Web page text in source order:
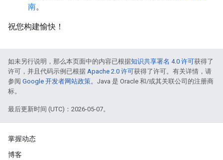
南。
祝您构建愉快！
如未另行说明，那么本页面中的内容已根据知识共享署名 4.0 许可获得了
许可，并且代码示例已根据 Apache 2.0 许可获得了许可。有关详情，请
参阅 Google 开发者网站政策。Java 是 Oracle 和/或其关联公司的注册商
标。
最后更新时间 (UTC)：2026-05-07。
掌握动态
博客